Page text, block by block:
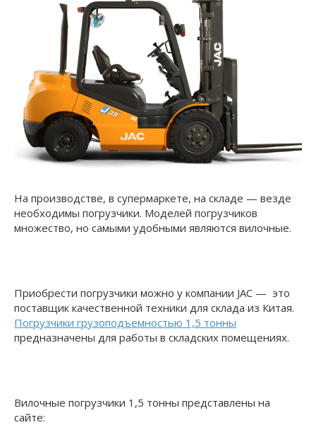
На производстве, в супермаркете, на складе — везде
необходимы погрузчики. Моделей погрузчиков
множество, но самыми удобными являются вилочные.
Приобрести погрузчики можно у компании JAC — это
поставщик качественной техники для склада из Китая.
Погрузчики грузоподъемностью 1,5 тонны
предназначены для работы в складских помещениях.
Вилочные погрузчики 1,5 тонны представлены на
сайте: